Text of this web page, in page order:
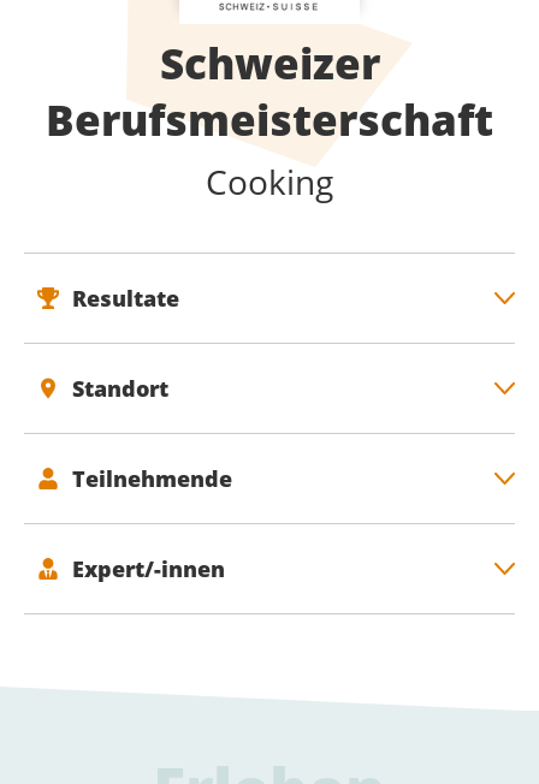
Schweizer
Berufsmeisterschaft
Cooking
Resultate
Standort
Teilnehmende
Expert/-innen